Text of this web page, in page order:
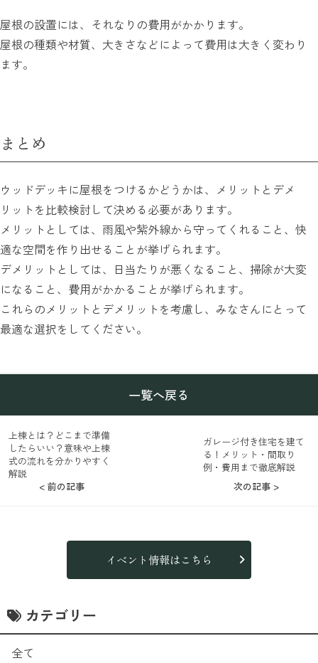
屋根の設置には、それなりの費用がかかります。
屋根の種類や材質、大きさなどによって費用は大きく変わり
ます。
まとめ
ウッドデッキに屋根をつけるかどうかは、メリットとデメ
リットを比較検討して決める必要があります。
メリットとしては、雨風や紫外線から守ってくれること、快
適な空間を作り出せることが挙げられます。
デメリットとしては、日当たりが悪くなること、掃除が大変
になること、費用がかかることが挙げられます。
これらのメリットとデメリットを考慮し、みなさんにとって
最適な選択をしてください。
< 前の記事
上棟とは？どこまで準備
したらいい？意味や上棟
式の流れを分かりやすく
解説
一覧へ戻る
ガレージ付き住宅を建て
る！メリット・間取り
例・費用まで徹底解説
次の記事 >
イベント情報はこちら
カテゴリー
全て